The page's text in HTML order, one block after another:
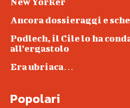
Ancora dossieraggi e
Podlech, il Cile lo ha
all’ergastolo
Era ubriaca…
Popolari